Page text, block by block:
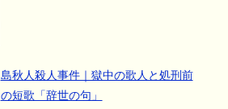
島秋人殺人事件｜獄中の歌人と処刑前
の短歌「辞世の句」